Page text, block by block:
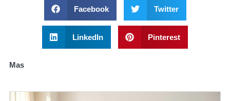
Facebook Twitter
LinkedIn Pinterest
Mas